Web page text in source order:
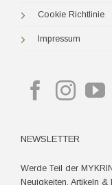
Cookie Richtlinie
Impressum
NEWSLETTER
Werde Teil der
Neuigkeiten, Artikeln &